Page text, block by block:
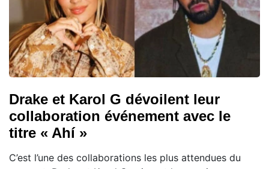
Drake et Karol G dévoilent leur
collaboration événement avec le
titre « Ahí »
C’est l’une des collaborations les plus attendues du